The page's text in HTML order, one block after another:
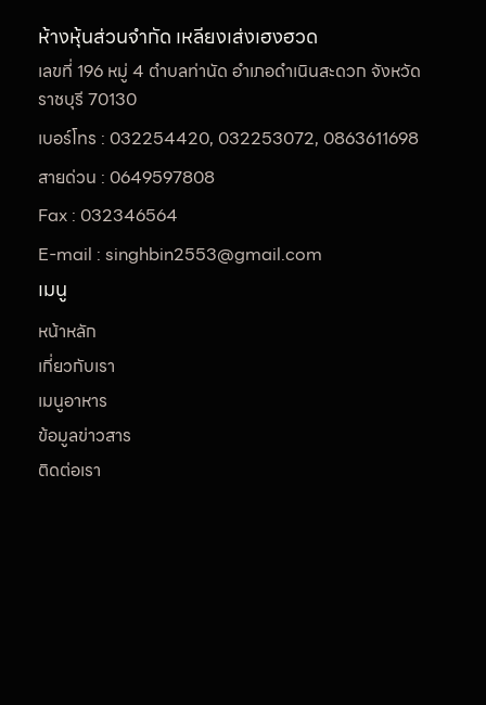
ห้างหุ้นส่วนจำกัด เหลียงเส่งเฮงฮวด
เลขที่ 196 หมู่ 4 ตำบลท่านัด อำเภอดำเนินสะดวก จังหวัด
ราชบุรี 70130
เบอร์โทร : 032254420, 032253072, 0863611698
สายด่วน : 0649597808
Fax : 032346564
E-mail : singhbin2553@gmail.com
เมนู
หน้าหลัก
เกี่ยวกับเรา
เมนูอาหาร
ข้อมูลข่าวสาร
ติดต่อเรา